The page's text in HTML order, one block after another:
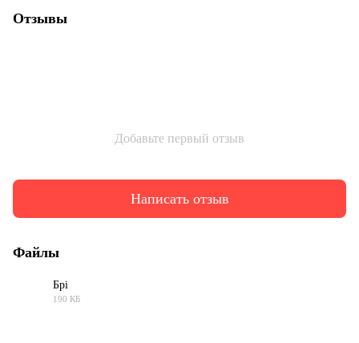
Отзывы
Добавьте первый отзыв
Написать отзыв
Файлы
Брі
190 КБ